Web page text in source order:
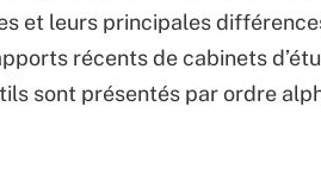
et leurs principales
récents de cabinets
sont présentés par ordre